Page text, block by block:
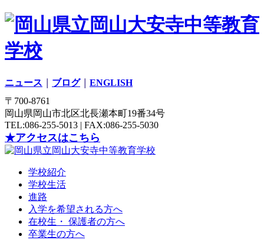
ニュース ブログ｜ ENGLISH
〒700-8761
岡山県岡山市北区北長瀬本町19番34号
TEL:086-255-5013 | FAX:086-255-5030
★アクセスはこちら
学校紹介
学校生活
進路
入学を希望される方へ
在校生・ 保護者の方へ
卒業生の方へ